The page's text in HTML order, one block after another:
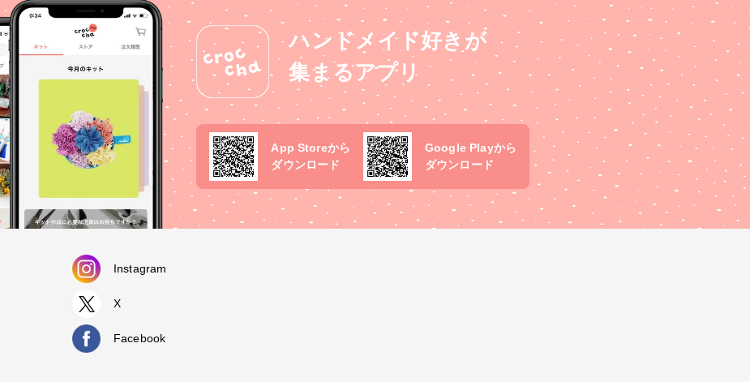
ハンドメイド好きが
集まるアプリ
App Storeから
ダウンロード
Google Playから
ダウンロード
Instagram
X
Facebook